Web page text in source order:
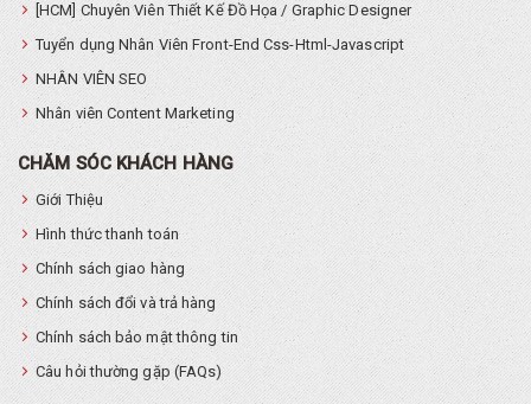
[HCM] Chuyên Viên Thiết Kế Đồ Họa / Graphic Designer
Tuyển dụng Nhân Viên Front-End Css-Html-Javascript
NHÂN VIÊN SEO
Nhân viên Content Marketing
CHĂM SÓC KHÁCH HÀNG
Giới Thiệu
Hình thức thanh toán
Chính sách giao hàng
Chính sách đổi và trả hàng
Chính sách bảo mật thông tin
Câu hỏi thường gặp (FAQs)